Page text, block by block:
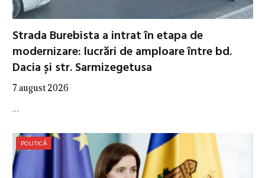
Strada Burebista a intrat în etapa de
modernizare: lucrări de amploare între bd.
Dacia și str. Sarmizegetusa
7 august 2026
…
POLITICĂ